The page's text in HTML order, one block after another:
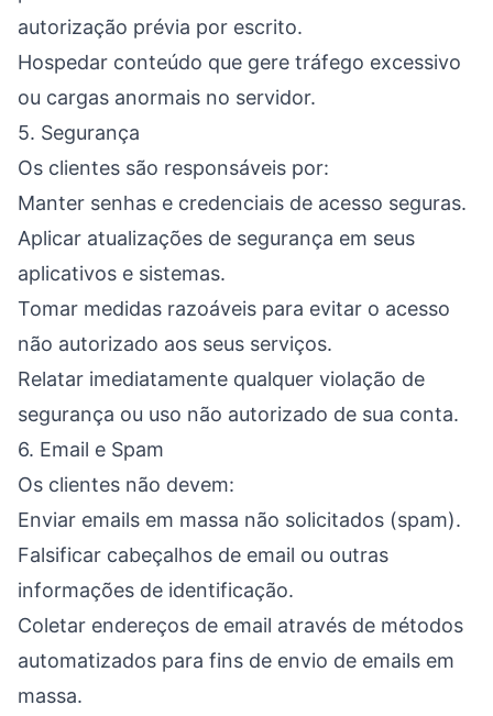
autorização prévia por escrito.
Hospedar conteúdo que gere tráfego excessivo
ou cargas anormais no servidor.
5. Segurança
Os clientes são responsáveis por:
Manter senhas e credenciais de acesso seguras.
Aplicar atualizações de segurança em seus
aplicativos e sistemas.
Tomar medidas razoáveis para evitar o acesso
não autorizado aos seus serviços.
Relatar imediatamente qualquer violação de
segurança ou uso não autorizado de sua conta.
6. Email e Spam
Os clientes não devem:
Enviar emails em massa não solicitados (spam).
Falsificar cabeçalhos de email ou outras
informações de identificação.
Coletar endereços de email através de métodos
automatizados para fins de envio de emails em
massa.